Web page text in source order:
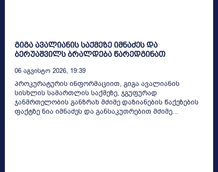
გიგა ავალიანის საქმეზე იმნაძეს და
ბერუაშვილს ბრალდება წარედგინათ
06 Აგვისტო 2026, 19:39
პროკურატურის ინფორმაციით, გიგა ავალიანის
სისხლის სამართლის საქმეზე, ჯგუფურად
ჯანმრთელობის განზრახ მძიმე დაზიანების წაქეზების
ფაქტზე ნია იმნაძეს და განსაკუთრებით მძიმე...